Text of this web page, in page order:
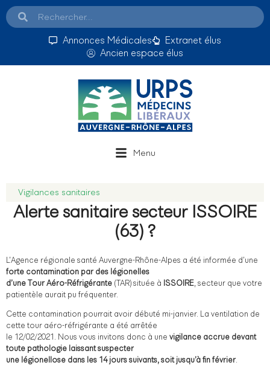
Annonces Médicales
Extranet élus
Ancien espace élus
Menu
Vigilances sanitaires
Alerte sanitaire secteur ISSOIRE
(63) ?
L’Agence régionale santé Auvergne-Rhône-Alpes a été informée d’une
forte contamination par des légionelles
d’une Tour Aéro-Réfrigérante (TAR) située à ISSOIRE, secteur que votre
patientèle aurait pu fréquenter.
Cette contamination pourrait avoir débuté mi-janvier. La ventilation de
cette tour aéro-réfrigérante a été arrêtée
le 12/02/2021. Nous vous invitons donc à une vigilance accrue devant
toute pathologie laissant suspecter
une légionellose dans les 14 jours suivants, soit jusqu’à fin février.